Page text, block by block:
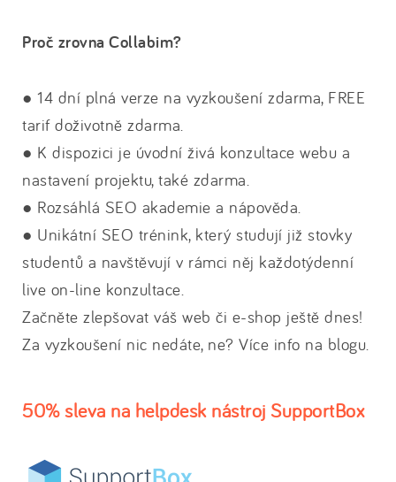
Proč zrovna Collabim?
● 14 dní plná verze na vyzkoušení zdarma, FREE
tarif doživotně zdarma.
● K dispozici je úvodní živá konzultace webu a
nastavení projektu, také zdarma.
● Rozsáhlá SEO akademie a nápověda.
● Unikátní SEO trénink, který studují již stovky
studentů a navštěvují v rámci něj každotýdenní
live on-line konzultace.
Začněte zlepšovat váš web či e-shop ještě dnes!
Za vyzkoušení nic nedáte, ne? Více info na blogu.
50% sleva na helpdesk nástroj SupportBox